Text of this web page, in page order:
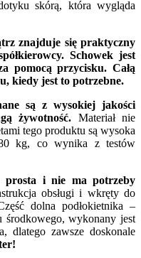
skórą, która wygląda
znajduje się praktyczny
Schowek jest
pomocą przycisku. Całą
kiedy jest to potrzebne.
są z wysokiej jakości
żywotność. Materiał nie
tego produktu są wysoka
kg, co wynika z testów
prosta i nie ma potrzeby
obsługi i wkręty do
dolna podłokietnika –
środkowego, wykonany jest
dlatego zawsze doskonale